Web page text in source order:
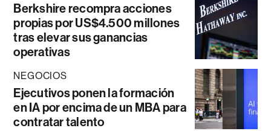
Berkshire recompra acciones
propias por US$4.500 millones
tras elevar sus ganancias
operativas
NEGOCIOS
Ejecutivos ponen la formación
en IA por encima de un MBA para
contratar talento